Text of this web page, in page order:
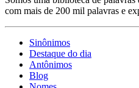
com mais de 200 mil palavras e
Sinônimos
Destaque do dia
Antônimos
Blog